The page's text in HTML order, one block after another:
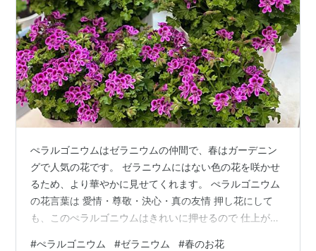
ぺラルゴニウムはゼラニウムの仲間で、春はガーデニン
グで人気の花です。 ゼラニウムにはない色の花を咲かせ
るため、より華やかに見せてくれます。 ぺラルゴニウム
の花言葉は 愛情・尊敬・決心・真の友情 押し花にして
も、このぺラルゴニウムはきれいに押せるので 仕上がり
#ぺラルゴニウム #ゼラニウム #春のお花